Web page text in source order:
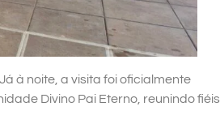
à noite, a visita foi oficialmente
Divino Pai Eterno, reunindo fiéis